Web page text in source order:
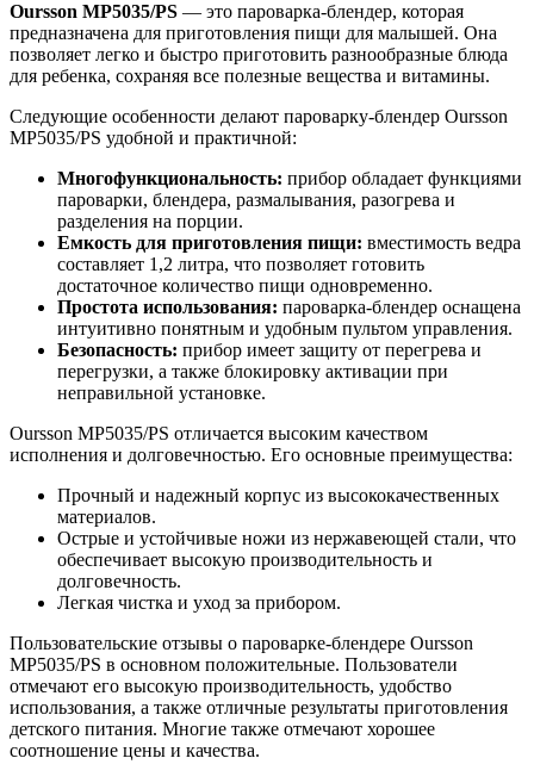
Oursson MP5035/PS — это пароварка-блендер, которая
предназначена для приготовления пищи для малышей. Она
позволяет легко и быстро приготовить разнообразные блюда
для ребенка, сохраняя все полезные вещества и витамины.
Следующие особенности делают пароварку-блендер Oursson
MP5035/PS удобной и практичной:
Многофункциональность: прибор обладает функциями
пароварки, блендера, размалывания, разогрева и
разделения на порции.
Емкость для приготовления пищи: вместимость ведра
составляет 1,2 литра, что позволяет готовить
достаточное количество пищи одновременно.
Простота использования: пароварка-блендер оснащена
интуитивно понятным и удобным пультом управления.
Безопасность: прибор имеет защиту от перегрева и
перегрузки, а также блокировку активации при
неправильной установке.
Oursson MP5035/PS отличается высоким качеством
исполнения и долговечностью. Его основные преимущества:
Прочный и надежный корпус из высококачественных
материалов.
Острые и устойчивые ножи из нержавеющей стали, что
обеспечивает высокую производительность и
долговечность.
Легкая чистка и уход за прибором.
Пользовательские отзывы о пароварке-блендере Oursson
MP5035/PS в основном положительные. Пользователи
отмечают его высокую производительность, удобство
использования, а также отличные результаты приготовления
детского питания. Mногие также отмечают хорошее
соотношение цены и качества.